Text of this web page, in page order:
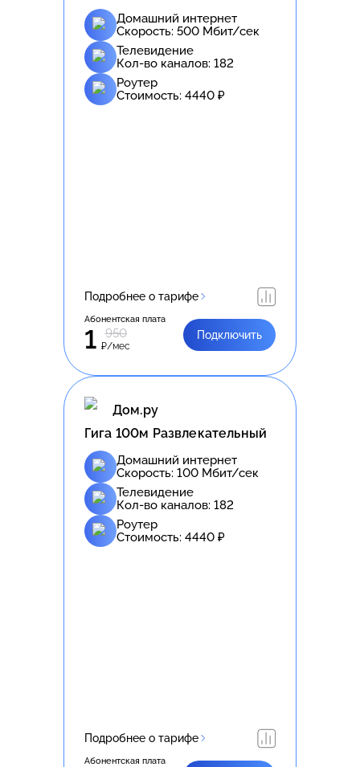
Домашний интернет
Скорость: 500 Мбит/сек
Телевидение
Кол-во каналов: 182
Роутер
Стоимость: 4440 ₽
Подробнее о тарифе
Абонентская плата
1 950
₽/мес
Подключить
Дом.ру
Гига 100м Развлекательный
Домашний интернет
Скорость: 100 Мбит/сек
Телевидение
Кол-во каналов: 182
Роутер
Стоимость: 4440 ₽
Подробнее о тарифе
Абонентская плата